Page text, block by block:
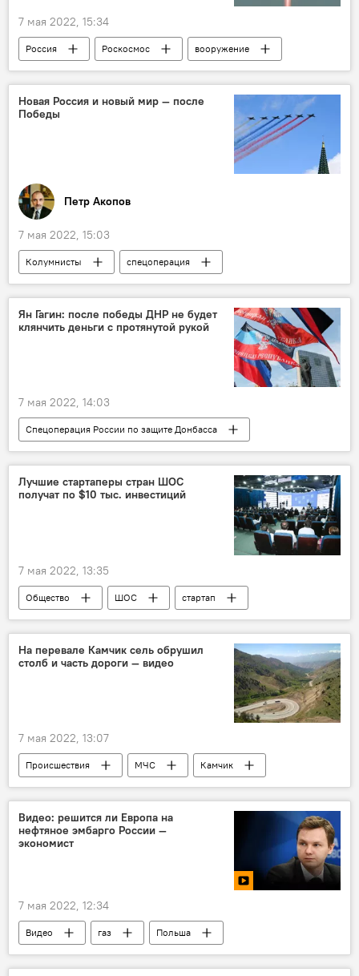
7 мая 2022, 15:34
Россия Роскосмос вооружение
Новая Россия и новый мир — после
Победы
Петр Акопов
7 мая 2022, 15:03
Колумнисты
спецоперация
победа
Ян Гагин: после победы ДНР не будет
клянчить деньги с протянутой рукой
7 мая 2022, 14:03
Спецоперация России по защите Донбасса
ДНР
интервью
Лучшие стартаперы стран ШОС
получат по $10 тыс. инвестиций
7 мая 2022, 13:35
Общество ШОС
стартап
Конкурс
На перевале Камчик сель обрушил
столб и часть дороги — видео
7 мая 2022, 13:07
Происшествия МЧС Камчик
Видео: решится ли Европа на
нефтяное эмбарго России —
экономист
7 мая 2022, 12:34
Видео газ
Польша
Украина